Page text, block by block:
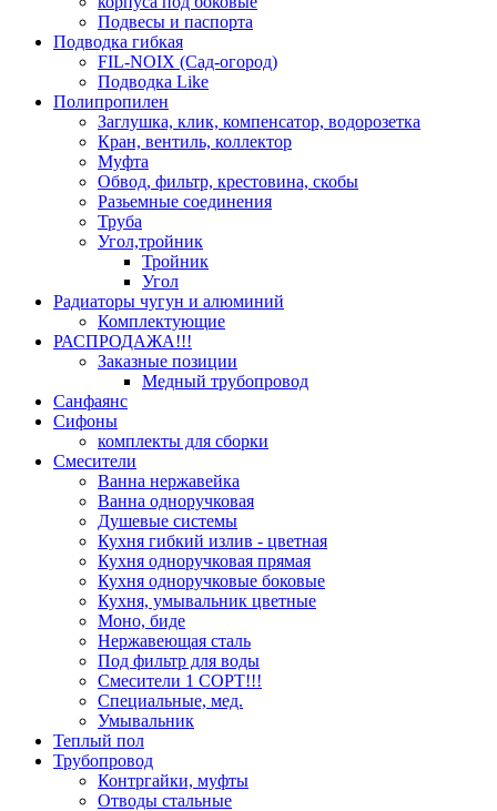
Подвесы и паспорта
Подводка гибкая
FIL-NOIX (Сад-огород)
Подводка Like
Полипропилен
Заглушка, клик, компенсатор, водорозетка
Кран, вентиль, коллектор
Муфта
Обвод, фильтр, крестовина, скобы
Разьемные соединения
Труба
Угол,тройник
Тройник
Угол
Радиаторы чугун и алюминий
Комплектующие
РАСПРОДАЖА!!!
Заказные позиции
Медный трубопровод
Санфаянс
Сифоны
комплекты для сборки
Смесители
Ванна нержавейка
Ванна одноручковая
Душевые системы
Кухня гибкий излив - цветная
Кухня одноручковая прямая
Кухня одноручковые боковые
Кухня, умывальник цветные
Моно, биде
Нержавеющая сталь
Под фильтр для воды
Смесители 1 СОРТ!!!
Специальные, мед.
Умывальник
Теплый пол
Трубопровод
Контргайки, муфты
Отводы стальные